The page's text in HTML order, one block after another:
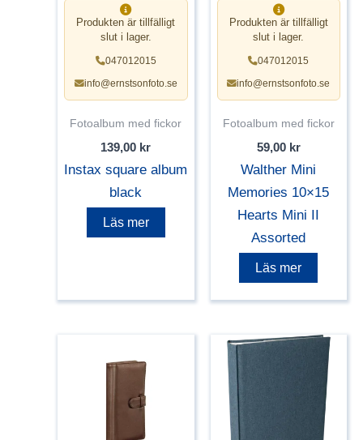
Produkten är tillfälligt
slut i lager.
047012015
info@ernstsonfoto.se
Fotoalbum med fickor
139,00 kr
Instax square album
black
Läs mer
Produkten är tillfälligt
slut i lager.
047012015
info@ernstsonfoto.se
Fotoalbum med fickor
59,00 kr
Walther Mini
Memories 10×15
Hearts Mini II
Assorted
Läs mer